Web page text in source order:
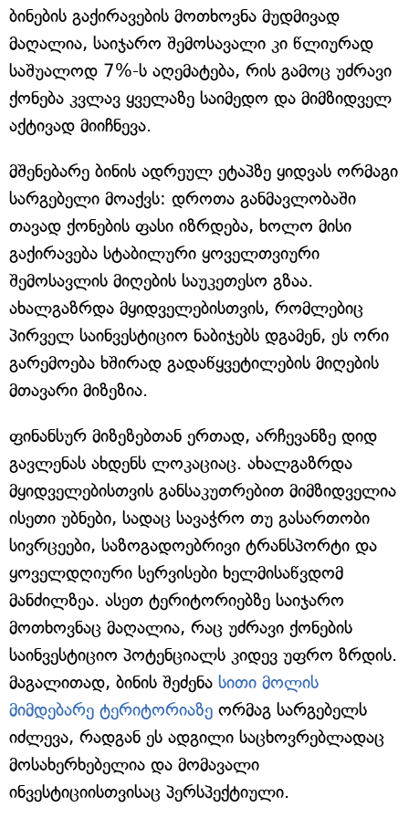
ბინების გაქირავების მოთხოვნა მუდმივად
მაღალია, საიჯარო შემოსავალი კი წლიურად
საშუალოდ 7%-ს აღემატება, რის გამოც უძრავი
ქონება კვლავ ყველაზე საიმედო და მიმზიდველ
აქტივად მიიჩნევა.
მშენებარე ბინის ადრეულ ეტაპზე ყიდვას ორმაგი
სარგებელი მოაქვს: დროთა განმავლობაში
თავად ქონების ფასი იზრდება, ხოლო მისი
გაქირავება სტაბილური ყოველთვიური
შემოსავლის მიღების საუკეთესო გზაა.
ახალგაზრდა მყიდველებისთვის, რომლებიც
პირველ საინვესტიციო ნაბიჯებს დგამენ, ეს ორი
გარემოება ხშირად გადაწყვეტილების მიღების
მთავარი მიზეზია.
ფინანსურ მიზეზებთან ერთად, არჩევანზე დიდ
გავლენას ახდენს ლოკაციაც. ახალგაზრდა
მყიდველებისთვის განსაკუთრებით მიმზიდველია
ისეთი უბნები, სადაც სავაჭრო თუ გასართობი
სივრცეები, საზოგადოებრივი ტრანსპორტი და
ყოველდღიური სერვისები ხელმისაწვდომ
მანძილზეა. ასეთ ტერიტორიებზე საიჯარო
მოთხოვნაც მაღალია, რაც უძრავი ქონების
საინვესტიციო პოტენციალს კიდევ უფრო ზრდის.
მაგალითად, ბინის შეძენა სითი მოლის
მიმდებარე ტერიტორიაზე ორმაგ სარგებელს
იძლევა, რადგან ეს ადგილი საცხოვრებლადაც
მოსახერხებელია და მომავალი
ინვესტიციისთვისაც პერსპექტიული.